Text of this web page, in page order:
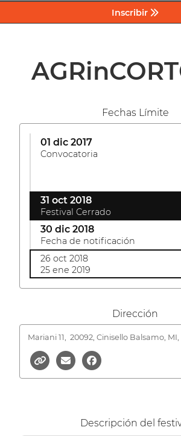
Inscribir
Fechas Límite
01 dic 2017
Convocatoria
31 oct 2018
Festival Cerrado
30 dic 2018
Fecha de notificación
26 oct 2018
25 ene 2019
Dirección
Mariani 11, 20092, Cinisello Balsamo,
Descripción del